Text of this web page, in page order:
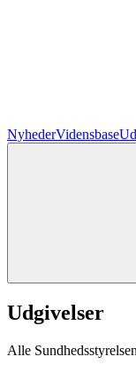
NyhederVidensbase
Udgivelser
Alle